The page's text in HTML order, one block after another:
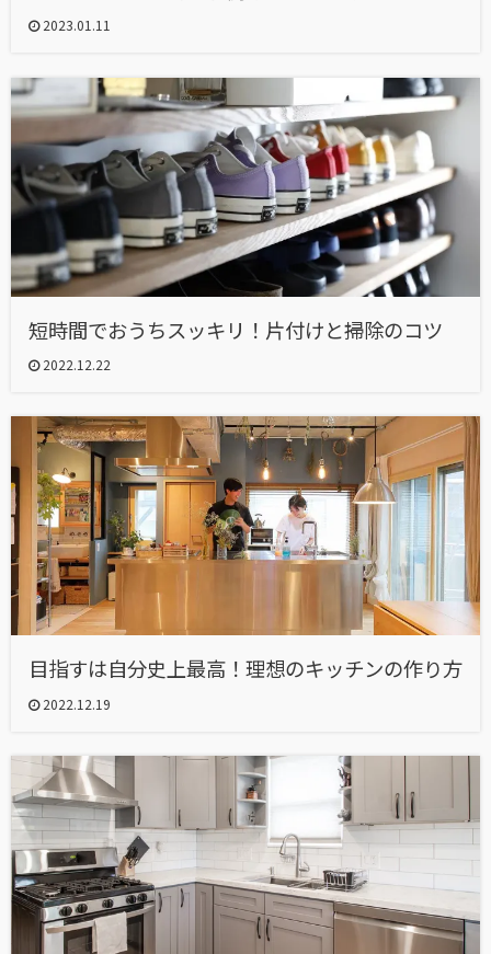
2023.01.11
短時間でおうちスッキリ！片付けと掃除のコツ
2022.12.22
目指すは自分史上最高！理想のキッチンの作り方
2022.12.19